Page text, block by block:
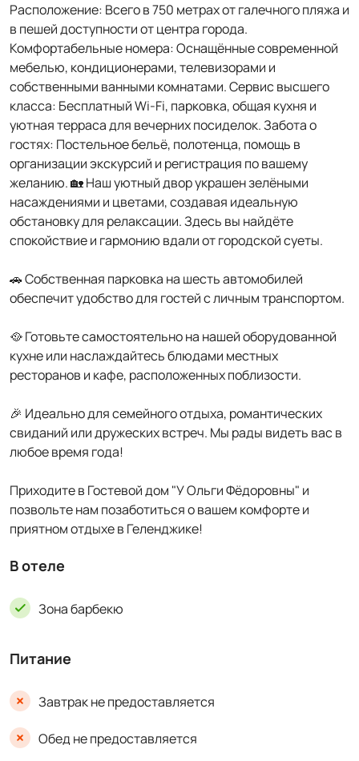
Расположение: Всего в 750 метрах от галечного пляжа и
в пешей доступности от центра города.
Комфортабельные номера: Оснащённые современной
мебелью, кондиционерами, телевизорами и
собственными ванными комнатами. Сервис высшего
класса: Бесплатный Wi-Fi, парковка, общая кухня и
уютная терраса для вечерних посиделок. Забота о
гостях: Постельное бельё, полотенца, помощь в
организации экскурсий и регистрация по вашему
желанию. 🏡 Наш уютный двор украшен зелёными
насаждениями и цветами, создавая идеальную
обстановку для релаксации. Здесь вы найдёте
спокойствие и гармонию вдали от городской суеты.
🚗 Собственная парковка на шесть автомобилей
обеспечит удобство для гостей с личным транспортом.
🥘 Готовьте самостоятельно на нашей оборудованной
кухне или наслаждайтесь блюдами местных
ресторанов и кафе, расположенных поблизости.
🎉 Идеально для семейного отдыха, романтических
свиданий или дружеских встреч. Мы рады видеть вас в
любое время года!
Приходите в Гостевой дом "У Ольги Фёдоровны" и
позвольте нам позаботиться о вашем комфорте и
приятном отдыхе в Геленджике!
В отеле
Зона барбекю
Питание
Завтрак не предоставляется
Обед не предоставляется